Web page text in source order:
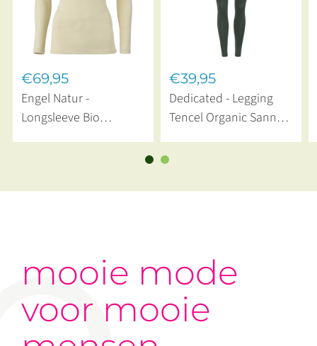
€69,95
Engel Natur -
Longsleeve Bio
€39,95
Dedicated - Legging
Tencel Organic Sanna
mooie mode
voor mooie